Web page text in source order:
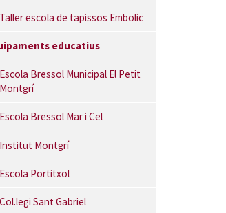
Taller escola de tapissos Embolic
educatius
Escola Bressol Municipal El Petit
Montgrí
Escola Bressol Mar i Cel
Institut Montgrí
Escola Portitxol
Col.legi Sant Gabriel